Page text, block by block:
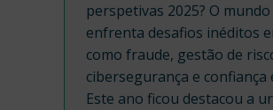
perspetivas 2025? O
enfrenta desafios inéditos
como fraude, gestão de
cibersegurança e confiança
Este ano ficou destacou a